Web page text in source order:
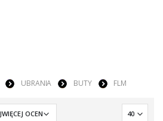
UBRANIA BUTY FLM